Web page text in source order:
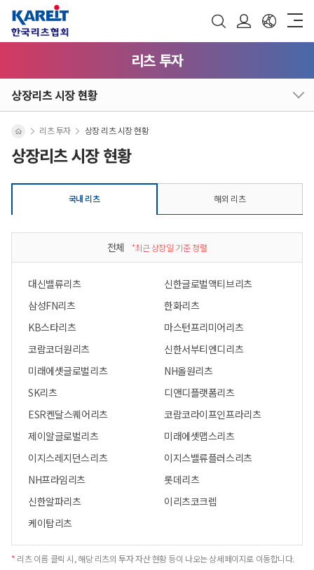
리츠 투자
상장리츠 시장 현황
상장리츠 시장 현황
리츠 투자 상장 리츠 시장 현황
국내 리츠 해외 리츠
전체 *최근 상장일 기준 정렬
대신밸류리츠
신한글로벌액티브리츠
삼성FN리츠
한화리츠
KB스타리츠
마스턴프리미어리츠
코람코더원리츠
신한서부티엔디리츠
미래에셋글로벌리츠
NH올원리츠
SK리츠
디앤디플랫폼리츠
ESR켄달스퀘어리츠
코람코라이프인프라리츠
제이알글로벌리츠
미래에셋맵스리츠
이지스레지던스리츠
이지스밸류플러스리츠
NH프라임리츠
롯데리츠
신한알파리츠
이리츠코크렙
케이탑리츠
* 리츠 이름 클릭 시, 해당 리츠의 투자 자산 현황 등이 나오는 상세페이지로 이동합니다.